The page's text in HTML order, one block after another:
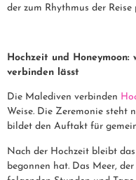
der zum Rhythmus der Reise
Hochzeit und
verbinden lässt
Die Malediven verbinden
Weise. Die Zeremonie steht
bildet den Auftakt für
Nach der Hochzeit bleibt
begonnen hat. Das Meer,